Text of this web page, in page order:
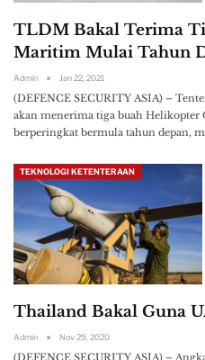
TLDM Bakal Terima
Maritim Mulai Tahun
Admin Jan 22, 2021
(DEFENCE SECURITY ASIA) –
akan menerima tiga buah Helikopter
berperingkat bermula tahun depan,
TEKNOLOGI KETENTERAAN
Thailand Bakal Guna
Admin Nov 29, 2020